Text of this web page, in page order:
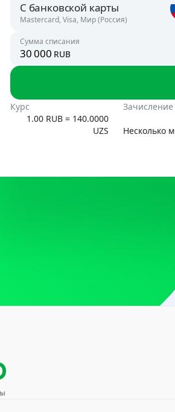
С банковской карты
Mastercard, Visa, Мир (Россия)
Россия
Узбекистан
UZS
Сумма списания
rub
Курс
1.00 RUB = 140.0000
UZS
Зачисление
Несколько